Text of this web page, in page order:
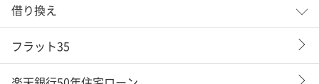
借り換え
フラット35